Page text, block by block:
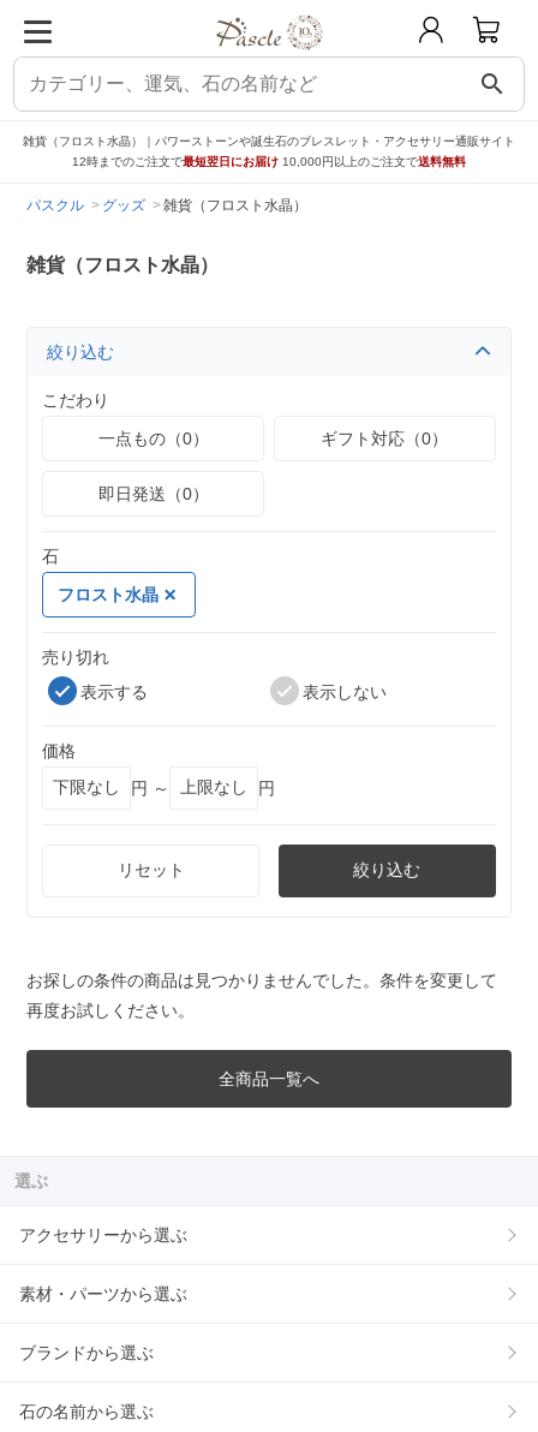
search
雑貨（フロスト水晶）｜パワーストーンや誕生石のブレスレット・アクセサリー通販サイト
12時までのご注文で最短翌日にお届け 10,000円以上のご注文で送料無料
パスクル グッズ 雑貨（フロスト水晶）
雑貨（フロスト水晶）
絞り込む
こだわり
一点もの（0）
ギフト対応（0）
即日発送（0）
石
フロスト水晶
売り切れ
表示する
表示しない
価格
円 ～
円
リセット 絞り込む
お探しの条件の商品は見つかりませんでした。条件を変更して
再度お試しください。
全商品一覧へ
選ぶ
アクセサリーから選ぶ
素材・パーツから選ぶ
ブランドから選ぶ
石の名前から選ぶ